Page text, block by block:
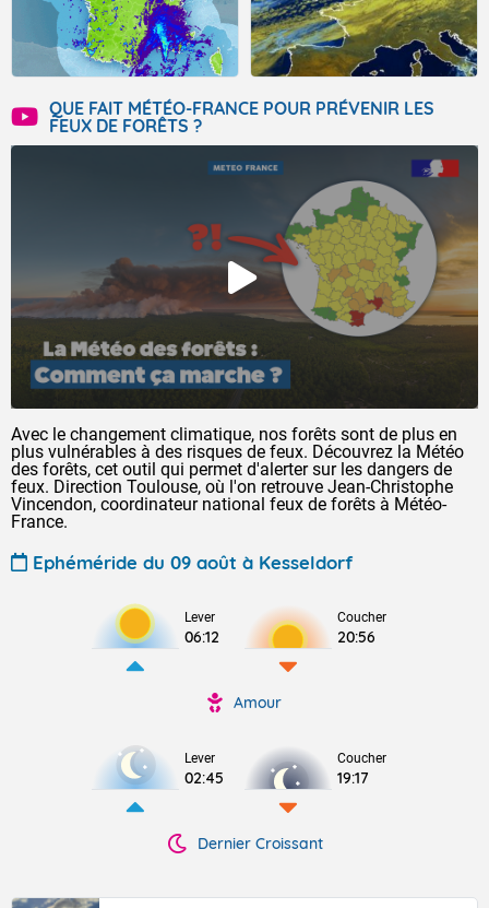
QUE FAIT MÉTÉO-FRANCE POUR PRÉVENIR LES
FEUX DE FORÊTS ?
Avec le changement climatique, nos forêts sont de plus en
plus vulnérables à des risques de feux. Découvrez la Météo
des forêts, cet outil qui permet d'alerter sur les dangers de
feux. Direction Toulouse, où l'on retrouve Jean-Christophe
Vincendon, coordinateur national feux de forêts à Météo-
France.
Ephéméride du 09 août à Kesseldorf
Lever
06:12
Coucher
20:56
Amour
Lever
02:45
Coucher
19:17
Dernier Croissant